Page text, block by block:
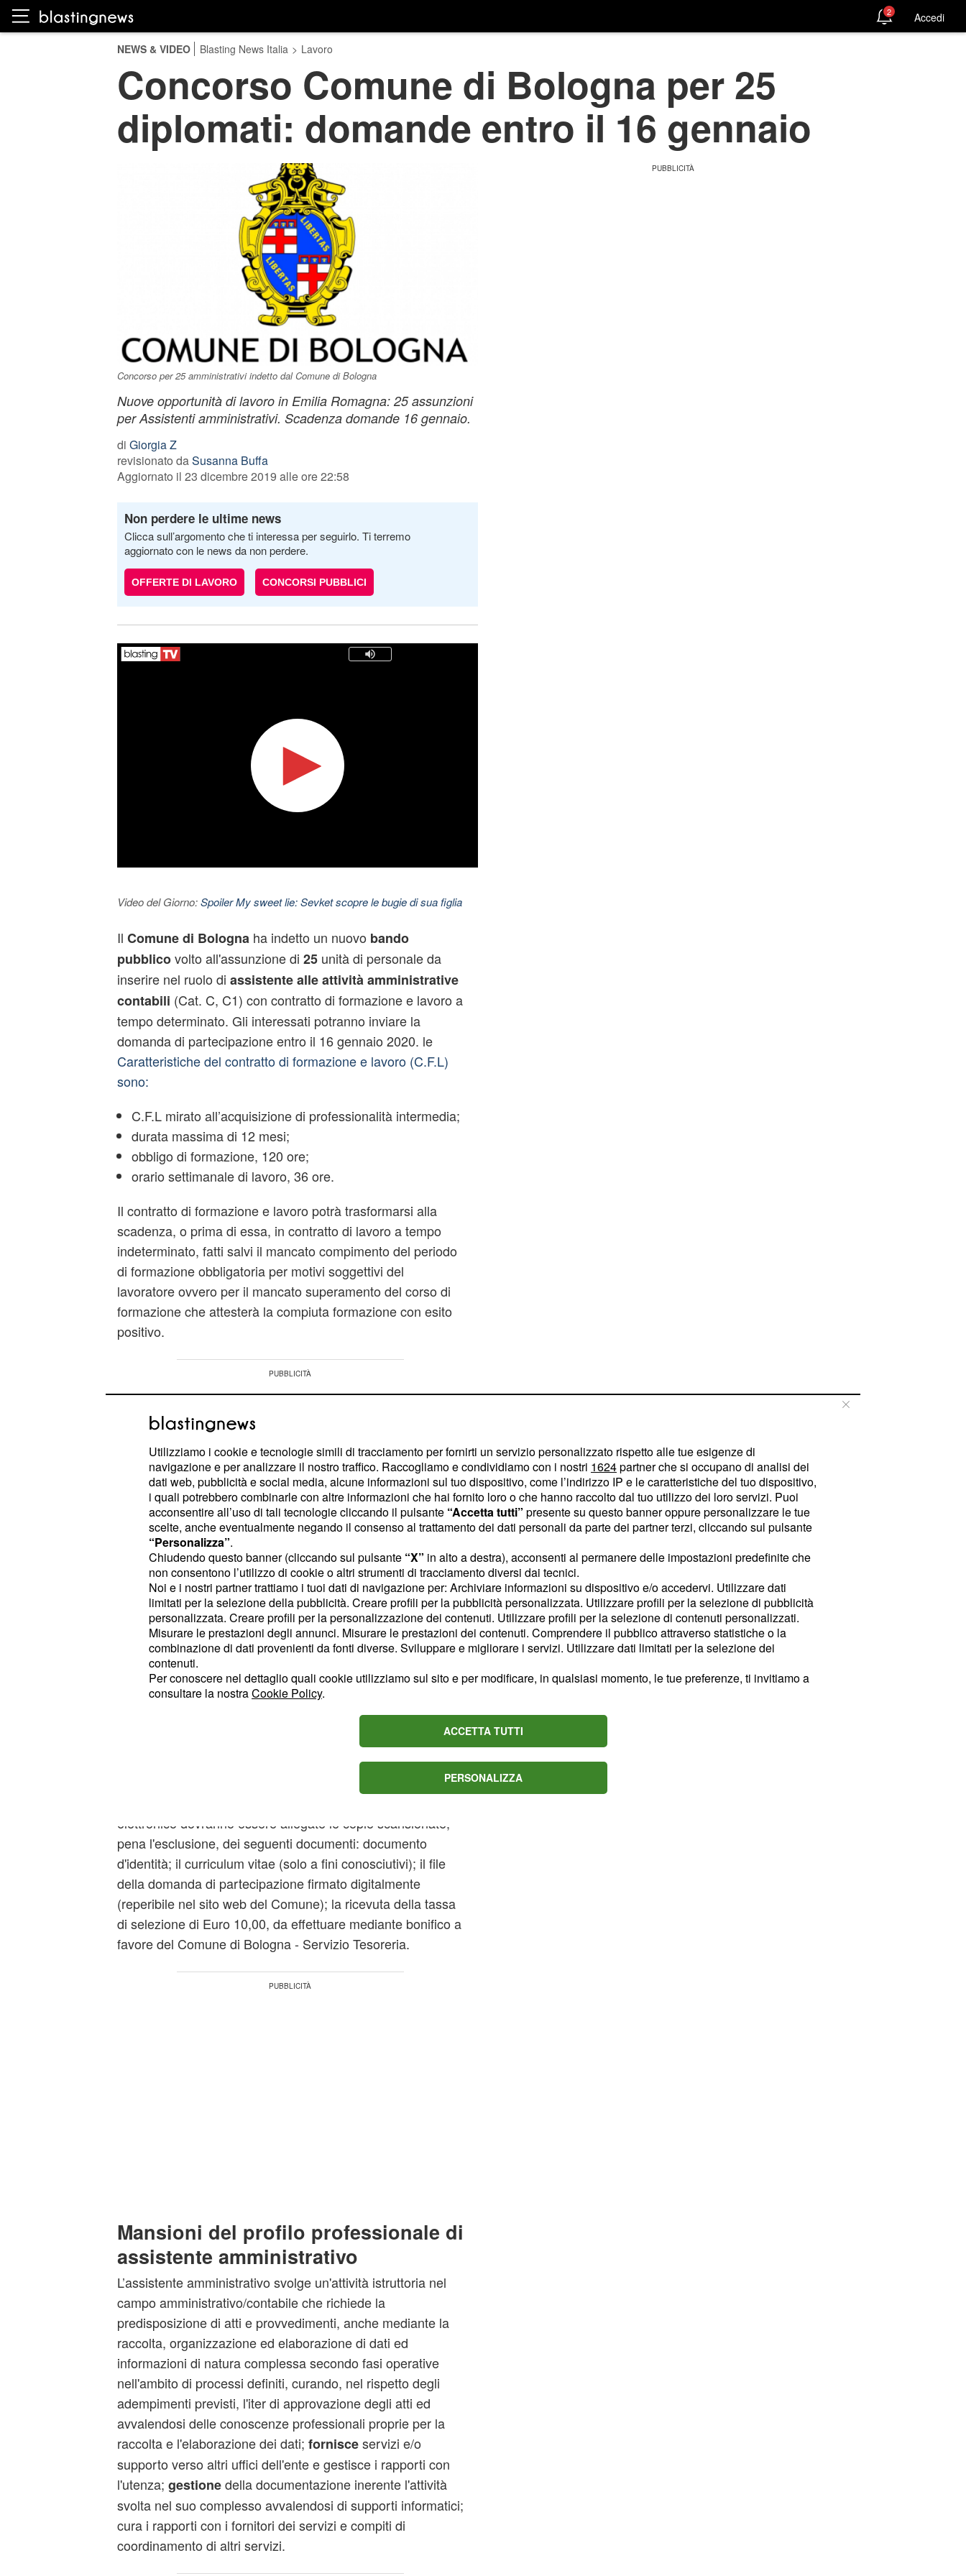
2 Accedi
NEWS & VIDEO Blasting News Italia > Lavoro
Concorso Comune di Bologna per 25
diplomati: domande entro il 16 gennaio
Concorso per 25 amministrativi indetto dal Comune di Bologna
Nuove opportunità di lavoro in Emilia Romagna: 25 assunzioni
per Assistenti amministrativi. Scadenza domande 16 gennaio.
di Giorgia Z
revisionato daSusanna Buffa
Aggiornato il 23 dicembre 2019 alle ore 22:58
Non perdere le ultime news
Clicca sull’argomento che ti interessa per seguirlo. Ti terremo
aggiornato con le news da non perdere.
OFFERTE DI LAVORO CONCORSI PUBBLICI
Video del Giorno:Spoiler My sweet lie: Sevket scopre le bugie di sua figlia
Il Comune di Bologna ha indetto un nuovo bando
pubblicovolto all'assunzione di 25unità di personale da
inserire nel ruolo di assistente alle attività amministrative
contabili (Cat. C, C1) con contratto di formazione e lavoro a
tempo determinato. Gli interessati potranno inviare la
domanda di partecipazione entro il 16 gennaio 2020. le
Caratteristiche del contratto di formazione e lavoro (C.F.L)
sono:
C.F.L mirato all’acquisizione di professionalità intermedia;
durata massima di 12 mesi;
obbligo di formazione, 120 ore;
orario settimanale di lavoro, 36 ore.
Il contratto di formazione e lavoro potrà trasformarsi alla
scadenza, o prima di essa, in contratto di lavoro a tempo
indeterminato, fatti salvi il mancato compimento del periodo
di formazione obbligatoria per motivi soggettivi del
lavoratore ovvero per il mancato superamento del corso di
formazione che attesterà la compiuta formazione con esito
positivo.
Requisiti e domanda di ammissione
I candidatial ruolo di assistente amministrativodevono
possedere la cittadinanza italiana, un'età compresa tra i 18
anni e i 32 anni, l'assenza di condanne penali rilevanti per il
d'Istruzione secondaria di
di partecipazione dovranno essere trasmesse
esclusivamente per via telematica, entro e non oltre le ore
elettronico dovranno essere allegate le copie scansionate,
pena l'esclusione, dei seguenti documenti: documento
d'identità; il curriculum vitae (solo a fini conosciutivi); il file
della domanda di partecipazione firmato digitalmente
(reperibile nel sito web del Comune); la ricevuta della tassa
di selezione di Euro 10,00, da effettuare mediante bonifico a
favore del Comune di Bologna - Servizio Tesoreria.
Mansioni del profilo professionale di
assistente amministrativo
L’assistente amministrativo svolge un'attività istruttoria nel
campo amministrativo/contabile che richiede la
predisposizione di atti e provvedimenti, anche mediante la
raccolta, organizzazione ed elaborazione di dati ed
informazioni di natura complessa secondo fasi operative
nell'ambito di processi definiti, curando, nel rispetto degli
adempimenti previsti, l'iter di approvazione degli atti ed
avvalendosi delle conoscenze professionali proprie per la
raccolta e l'elaborazione dei dati; fornisceservizi e/o
supporto verso altri uffici dell'ente e gestisce i rapporti con
l'utenza; gestionedella documentazione inerente l'attività
svolta nel suo complesso avvalendosi di supporti informatici;
cura i rapporti con i fornitori dei servizi e compiti di
coordinamento di altri servizi.
Utilizziamo i cookie e tecnologie simili di tracciamento per fornirti un servizio personalizzato rispetto alle tue esigenze di
navigazione e per analizzare il nostro traffico. Raccogliamo e condividiamo con i nostri 1624partner che si occupano di analisi dei
dati web, pubblicità e social media, alcune informazioni sul tuo dispositivo, come l’indirizzo IP e le caratteristiche del tuo dispositivo,
i quali potrebbero combinarle con altre informazioni che hai fornito loro o che hanno raccolto dal tuo utilizzo dei loro servizi. Puoi
acconsentire all’uso di tali tecnologie cliccando il pulsante “Accetta tutti” presente su questo banner oppure personalizzare le tue
scelte, anche eventualmente negando il consenso al trattamento dei dati personali da parte dei partner terzi, cliccando sul pulsante
“Personalizza”.
Chiudendo questo banner (cliccando sul pulsante “X” in alto a destra), acconsenti al permanere delle impostazioni predefinite che
non consentono l’utilizzo di cookie o altri strumenti di tracciamento diversi dai tecnici.
Noi e i nostri partner trattiamo i tuoi dati di navigazione per: Archiviare informazioni su dispositivo e/o accedervi. Utilizzare dati
limitati per la selezione della pubblicità. Creare profili per la pubblicità personalizzata. Utilizzare profili per la selezione di pubblicità
personalizzata. Creare profili per la personalizzazione dei contenuti. Utilizzare profili per la selezione di contenuti personalizzati.
Misurare le prestazioni degli annunci. Misurare le prestazioni dei contenuti. Comprendere il pubblico attraverso statistiche o la
combinazione di dati provenienti da fonti diverse. Sviluppare e migliorare i servizi. Utilizzare dati limitati per la selezione dei
contenuti.
Per conoscere nel dettaglio quali cookie utilizziamo sul sito e per modificare, in qualsiasi momento, le tue preferenze, ti invitiamo a
consultare la nostraCookie Policy.
ACCETTA TUTTI
PERSONALIZZA